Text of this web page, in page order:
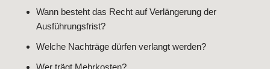
Wann besteht das Recht auf Verlängerung der
Ausführungsfrist?
Welche Nachträge dürfen verlangt werden?
Wer trägt Mehrkosten?